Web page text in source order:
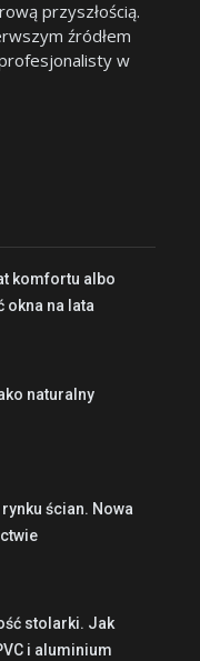
przyszłością.
źródłem
w
komfortu albo
okna na lata
naturalny
ścian. Nowa
stolarki. Jak
i aluminium